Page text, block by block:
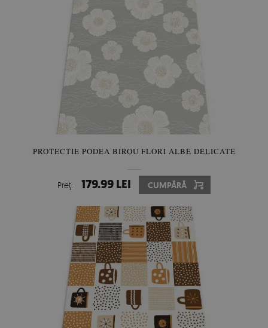
PROTECTIE PODEA BIROU FLORI ALBE DELICATE
Preţ: 179.99 LEI CUMPĂRĂ